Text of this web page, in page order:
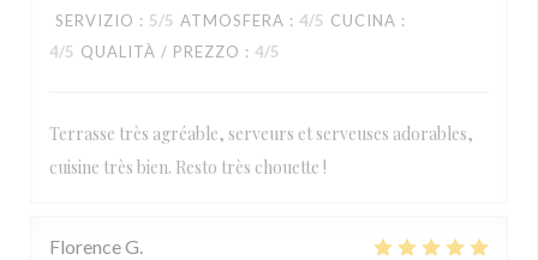
SERVIZIO : 5/5 ATMOSFERA : 4/5 CUCINA :
4/5 QUALITÀ / PREZZO : 4/5
Terrasse très agréable, serveurs et serveuses adorables,
cuisine très bien. Resto très chouette !
FlorenceG